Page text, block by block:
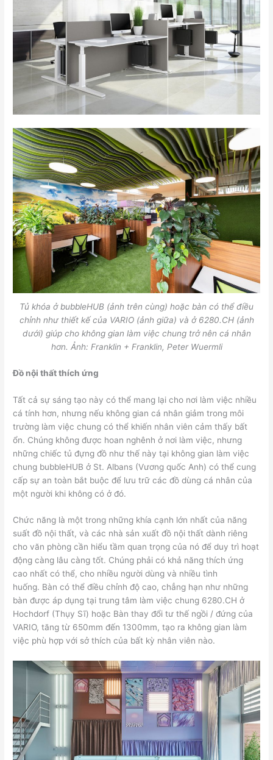
Tủ khóa ở bubbleHUB (ảnh trên cùng) hoặc bàn có thể điều
chỉnh như thiết kế của VARIO (ảnh giữa) và ở 6280.CH (ảnh
dưới) giúp cho không gian làm việc chung trở nên cá nhân
hơn. Ảnh: Franklin + Franklin, Peter Wuermli
Đồ nội thất thích ứng
Tất cả sự sáng tạo này có thể mang lại cho nơi làm việc nhiều
cá tính hơn, nhưng nếu không gian cá nhân giảm trong môi
trường làm việc chung có thể khiến nhân viên cảm thấy bất
ổn. Chúng không được hoan nghênh ở nơi làm việc, nhưng
những chiếc tủ đựng đồ như thế này tại không gian làm việc
chung bubbleHUB ở St. Albans (Vương quốc Anh) có thể cung
cấp sự an toàn bắt buộc để lưu trữ các đồ dùng cá nhân của
một người khi không có ở đó.
Chức năng là một trong những khía cạnh lớn nhất của năng
suất đồ nội thất, và các nhà sản xuất đồ nội thất dành riêng
cho văn phòng cần hiểu tầm quan trọng của nó để duy trì hoạt
động càng lâu càng tốt. Chúng phải có khả năng thích ứng
cao nhất có thể, cho nhiều người dùng và nhiều tình
huống. Bàn có thể điều chỉnh độ cao, chẳng hạn như những
bàn được áp dụng tại trung tâm làm việc chung 6280.CH ở
Hochdorf (Thụy Sĩ) hoặc Bàn thay đổi tư thế ngồi / đứng của
VARIO, tăng từ 650mm đến 1300mm, tạo ra không gian làm
việc phù hợp với sở thích của bất kỳ nhân viên nào.